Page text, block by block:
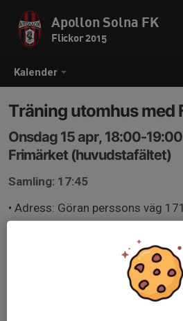
Kalender
Apollon Solna FK
Flickor 2015
Träning utomhus med
Onsdag 15 apr, 18:00-19:00
Frimärket (huvudstafältet)
Samling: 17:45
• Adress: Göran perssons väg
• Tag med fotboll, vattenflaska,